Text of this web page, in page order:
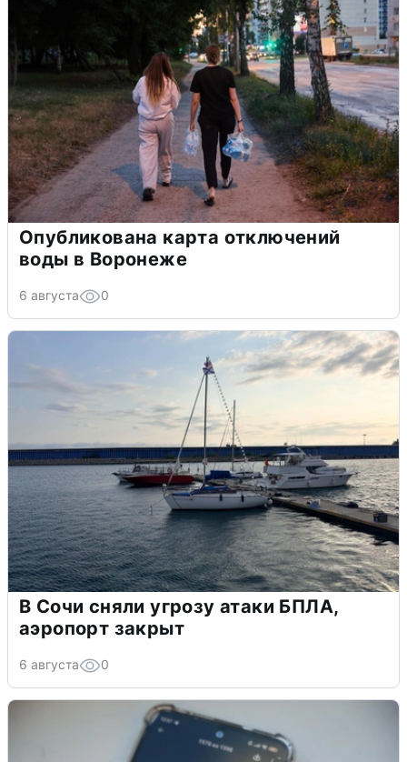
Опубликована карта отключений
воды в Воронеже
6 августа 0
В Сочи сняли угрозу атаки БПЛА,
аэропорт закрыт
6 августа 0